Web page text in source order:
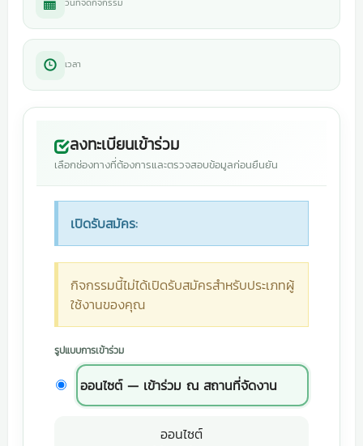
เวลา
ลงทะเบียนเข้าร่วม
เลือกช่องทางที่ต้องการและตรวจสอบข้อมูลก่อนยืนยัน
เปิดรับสมัคร:
กิจกรรมนี้ไม่ได้เปิดรับสมัครสำหรับประเภทผู้
ใช้งานของคุณ
รูปแบบการเข้าร่วม
ออนไซต์ — เข้าร่วม ณ สถานที่จัดงาน
ออนไซต์